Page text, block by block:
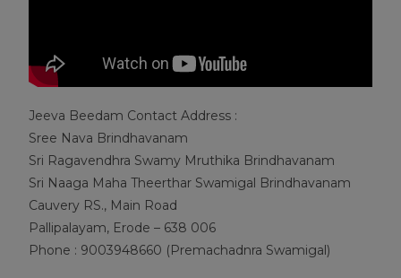
Jeeva Beedam Contact Address :
Sree Nava Brindhavanam
Sri Ragavendhra Swamy Mruthika Brindhavanam
Sri Naaga Maha Theerthar Swamigal Brindhavanam
Cauvery RS., Main Road
Pallipalayam, Erode – 638 006
Phone : 9003948660 (Premachadnra Swamigal)